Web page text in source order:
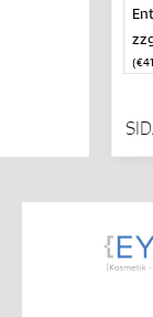
(€